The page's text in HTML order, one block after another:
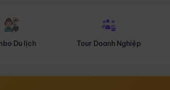
Nghiệp Du lịch Hành Hương